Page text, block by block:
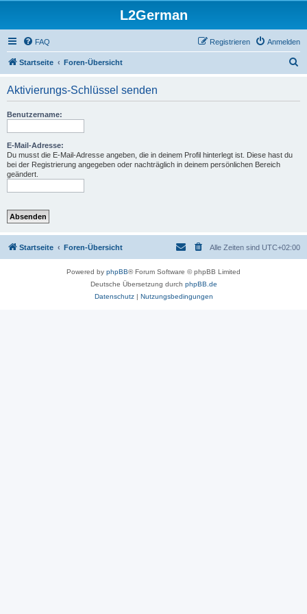
L2German
FAQ Anmelden
Registrieren
Startseite Foren-Übersicht
Aktivierungs-Schlüssel senden
Benutzername:
E-Mail-Adresse:
Du musst die E-Mail-Adresse angeben, die in deinem Profil hinterlegt ist. Diese hast du
bei der Registrierung angegeben oder nachträglich in deinem persönlichen Bereich
geändert.
Startseite Foren-Übersicht Alle Zeiten sind UTC+02:00
Powered by phpBB® Forum Software © phpBB Limited
Deutsche Übersetzung durch phpBB.de
Datenschutz| Nutzungsbedingungen